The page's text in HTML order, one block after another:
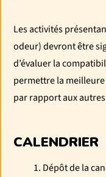
Les activités
odeur) devront être
d’évaluer la
permettre la
par rapport aux
CALENDRIER
Dépôt de la